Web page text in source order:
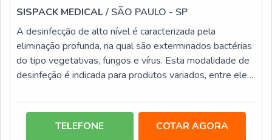
SISPACK MEDICAL/ SÃO PAULO - SP
A desinfecção de alto nível é caracterizada pela
eliminação profunda, na qual são exterminados bactérias
do tipo vegetativas, fungos e vírus. Esta modalidade de
desinfeção é indicada para produtos variados, entre eles:
respiratórios; Superfícies fixas; Instrumentos
extremamente importante para locais hospitalares,
TELEFONE COTAR AGORA